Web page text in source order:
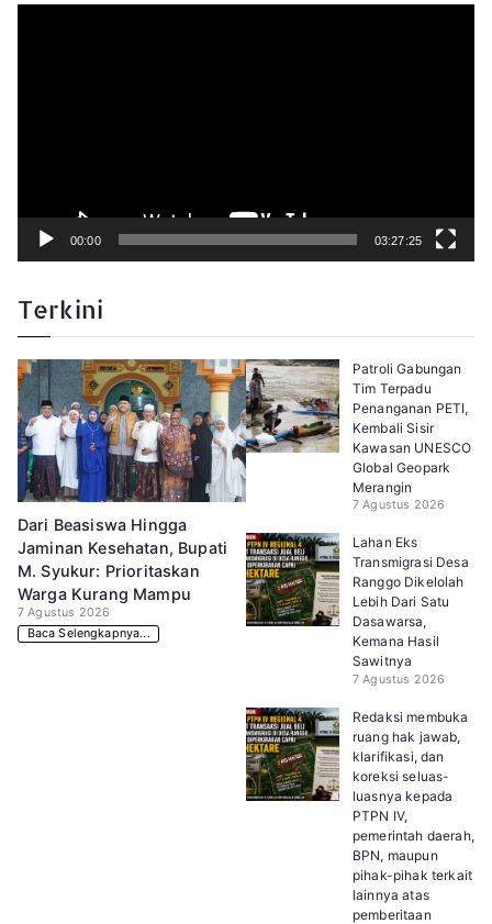
P
00:00 03:27:25
Terkini
Dari Beasiswa Hingga
Jaminan Kesehatan, Bupati
M. Syukur: Prioritaskan
Warga Kurang Mampu
7 Agustus 2026
Baca Selengkapnya...
Patroli Gabungan
Tim Terpadu
Penanganan PETI,
Kembali Sisir
Kawasan UNESCO
Global Geopark
Merangin
7 Agustus 2026
Lahan Eks
Transmigrasi Desa
Ranggo Dikelolah
Lebih Dari Satu
Dasawarsa,
Kemana Hasil
Sawitnya
7 Agustus 2026
Redaksi membuka
ruang hak jawab,
klarifikasi, dan
koreksi seluas-
luasnya kepada
PTPN IV,
pemerintah daerah,
BPN, maupun
pihak-pihak terkait
lainnya atas
pemberitaan